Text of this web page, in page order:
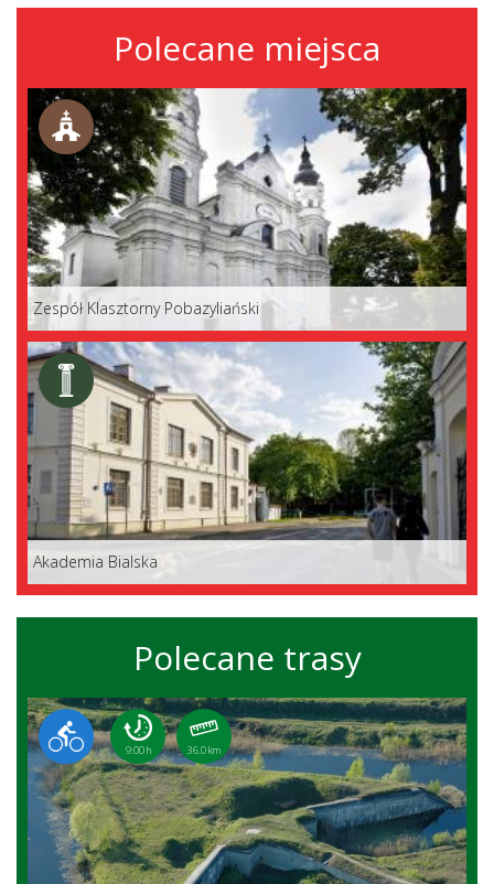
Polecane miejsca
Zespół Klasztorny Pobazyliański
Akademia Bialska
Polecane trasy
9:00 h 36.0 km